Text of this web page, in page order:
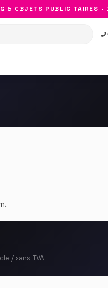
OBJETS PUBLICITAIRES •
/ sans TVA